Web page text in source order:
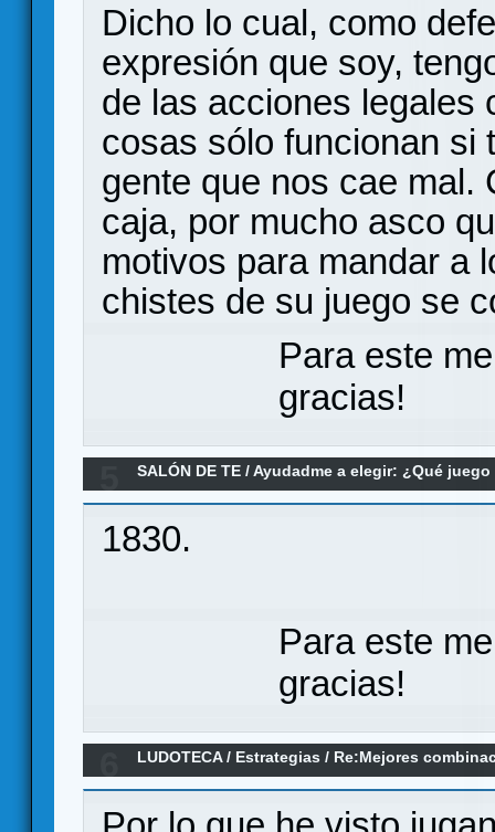
Dicho lo cual, como
expresión que soy,
de las acciones legales
cosas sólo funcionan si
gente que nos cae mal.
caja, por mucho asco
motivos para mandar a
chistes de su juego se
Para este
gracias!
SALÓN DE TE /Ayudadme a elegir: ¿Qué
Re:Económico de iniciación, e incluso
1830.
Para este
gracias!
LUDOTECA/ Estrategias / Re:Mejores